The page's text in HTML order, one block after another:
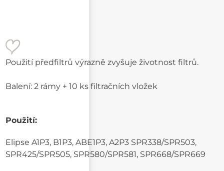
Použití předfiltrů výrazně zvyšuje životnost filtrů.
Balení: 2 rámy + 10 ks filtračních vložek
Použití:
Elipse A1P3, B1P3, ABE1P3, A2P3 SPR338/SPR503,
SPR425/SPR505, SPR580/SPR581, SPR668/SPR669